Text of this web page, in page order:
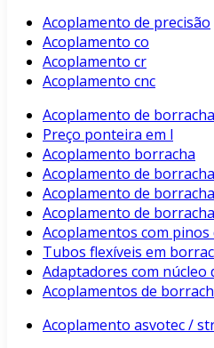
Acoplamento de precisão
Acoplamento co
Acoplamento cr
Acoplamento cnc
Acoplamento de
Preço ponteira em l
Acoplamento borracha
Acoplamento de borracha
Acoplamento de
Acoplamento de
Acoplamentos com
Tubos flexíveis em
Adaptadores com núcleo
Acoplamentos de
Acoplamento asvotec /